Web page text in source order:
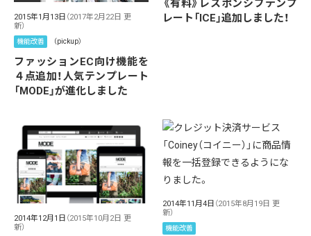
2015年1月13日 （2017年2月22日 更
新）
機能改善 （pickup）
ファッションEC向け機能を
４点追加！人気テンプレート
「MODE」が進化しました
《有料》レスポンシブテンプ
レート「ICE」追加しました！
2014年12月1日 （2015年10月2日 更
新）
2014年11月4日 （2015年8月19日 更
新）
機能改善